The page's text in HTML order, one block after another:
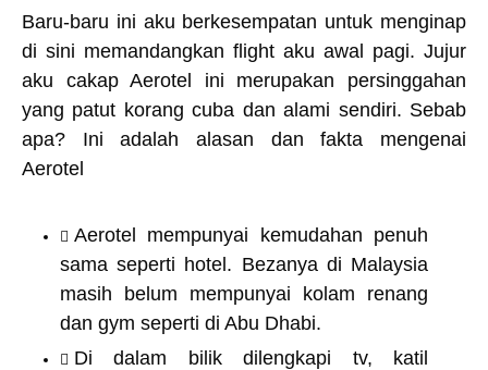
Baru-baru ini aku berkesempatan untuk menginap
di sini memandangkan flight aku awal pagi. Jujur
aku cakap Aerotel ini merupakan persinggahan
yang patut korang cuba dan alami sendiri. Sebab
apa? Ini adalah alasan dan fakta mengenai
Aerotel
Aerotel mempunyai kemudahan penuh
sama seperti hotel. Bezanya di Malaysia
masih belum mempunyai kolam renang
dan gym seperti di Abu Dhabi.
Di dalam bilik dilengkapi tv, katil